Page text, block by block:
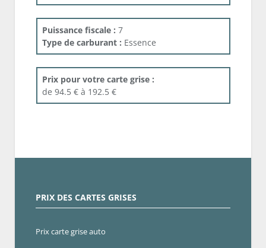
Puissance fiscale : 7
Type de carburant : Essence
Prix pour votre carte grise :
de 94.5 € à 192.5 €
PRIX DES CARTES GRISES
Prix carte grise auto